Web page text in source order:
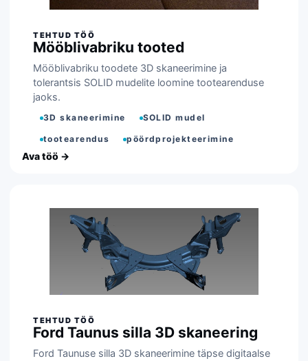
Mööblivabriku tooted
Mööblivabriku toodete 3D skaneerimine ja
tolerantsis SOLID mudelite loomine tootearenduse
jaoks.
3D skaneerimine SOLID mudel
tootearendus pöördprojekteerimine
Ford Taunus silla 3D skaneering
Ford Taunuse silla 3D skaneerimine täpse digitaalse